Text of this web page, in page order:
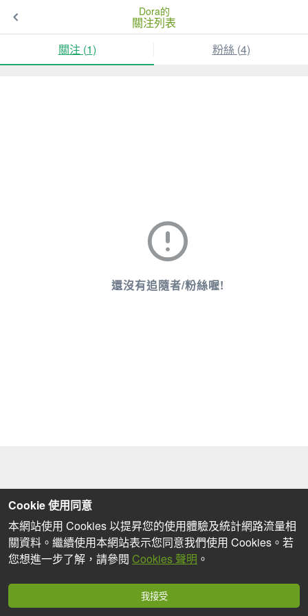
Dora的
關注列表
關注 (1) 粉絲 (4)
還沒有追隨者/粉絲喔!
Cookie 使用同意
本網站使用 Cookies 以提昇您的使用體驗及統計網路流量相
關資料。繼續使用本網站表示您同意我們使用 Cookies。若
您想進一步了解，請參閱 Cookies 聲明 。
我接受